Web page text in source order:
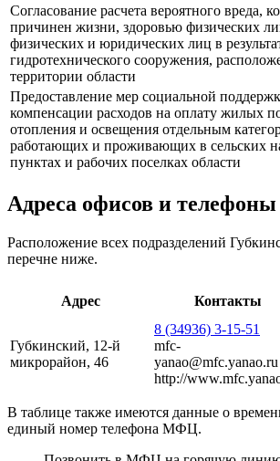
Согласование расчета вероятного вреда,
причинен жизни, здоровью физических
физических и юридических лиц в
гидротехнического сооружения,
территории области
Предоставление мер социальной
компенсации расходов на оплату жилых
отопления и освещения отдельным
работающих и проживающих в сельских
пунктах и рабочих поселках области
Адреса офисов и телефоны
Расположение всех подразделений
перечне ниже.
Адрес Контакты
Губкинский, 12-й
микрорайон, 46
8 (34936) 3-15-51
mfc-
yanao@mfc.yanao.ru
http://
В таблице также имеются данные о
единый номер телефона МФЦ.